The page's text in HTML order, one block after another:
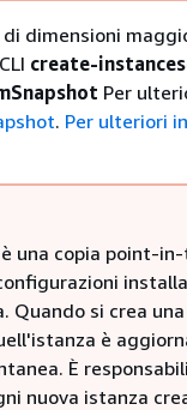
dimensioni
create-
Per
. Per ulteriori
una copia point-
Quando si crea
è
È
nuova istanza